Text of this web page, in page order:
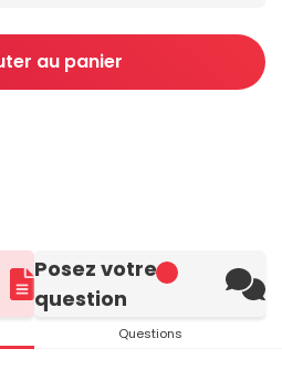
au panier
Posez votre
question
Questions